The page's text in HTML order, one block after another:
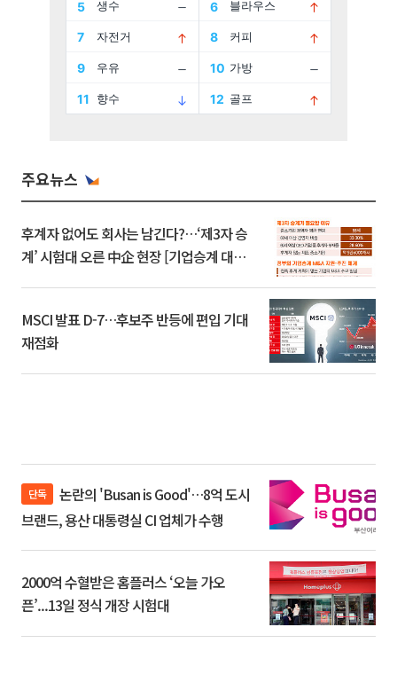
주요뉴스
후계자 없어도 회사는 남긴다?…‘제3자 승
계’ 시험대 오른 中企 현장 [기업승계 대전
MSCI 발표 D-7…후보주 반등에 편입 기대
재점화
단독
브랜드, 용산 대통령실 CI 업체가 수행
2000억 수혈받은 홈플러스 ‘오늘 가오
픈’...13일 정식 개장 시험대